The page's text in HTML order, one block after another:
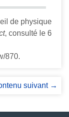
de physique
, consulté le 6
870.
suivant →